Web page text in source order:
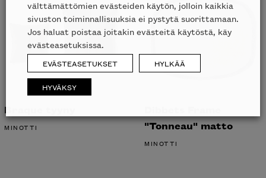
Braque tyyny
MINOTTI
"Tonneau" matto
MINOTTI
välttämättömien evästeiden käytön, jolloin kaikkia
sivuston toiminnallisuuksia ei pystytä suorittamaan.
Jos haluat poistaa joitakin evästeitä käytöstä, käy
evästeasetuksissa.
EVÄSTEASETUKSET HYLKÄÄ
HYVÄKSY